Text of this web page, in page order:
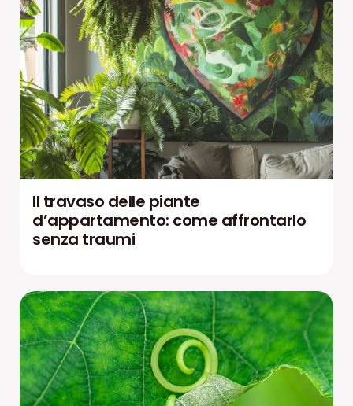
Il travaso delle piante
d’appartamento: come affrontarlo
senza traumi